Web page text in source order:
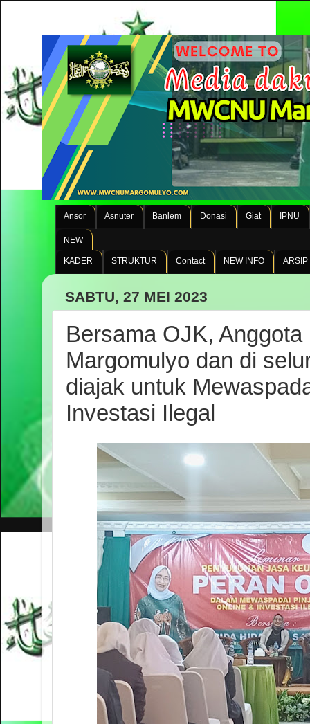
Ansor Asnuter Banlem Donasi Giat IPNU
NEW
KADER STRUKTUR Contact NEW INFO ARSIP
SABTU, 27 MEI 2023
Bersama OJK,
Margomulyo dan di
diajak untuk
Investasi Ilegal